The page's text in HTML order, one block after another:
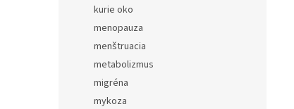
kurie oko
menopauza
menštruacia
metabolizmus
migréna
mykoza